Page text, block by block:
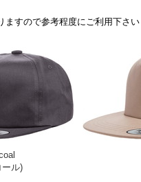
ますので参考程度にご利用下さい
ール)